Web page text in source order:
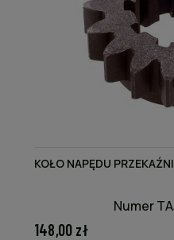
KOŁO NAPĘDU
Numer
148,00 zł